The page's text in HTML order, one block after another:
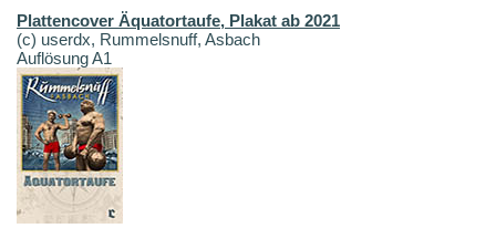
Plattencover Äquatortaufe, Plakat ab 2021
(c) userdx, Rummelsnuff, Asbach
Auflösung A1